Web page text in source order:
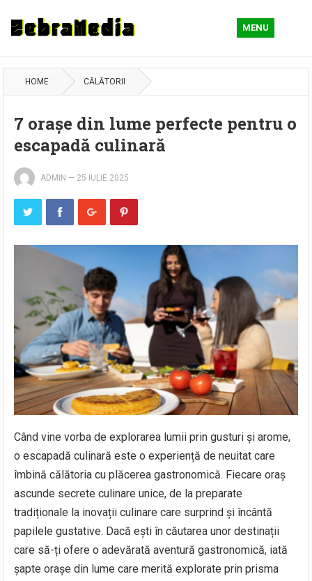
MENU
HOME CĂLĂTORII
7 orașe din lume perfecte pentru o
escapadă culinară
ADMIN — 25 IULIE 2025
Când vine vorba de explorarea lumii prin gusturi și arome,
o escapadă culinară este o experiență de neuitat care
îmbină călătoria cu plăcerea gastronomică. Fiecare oraș
ascunde secrete culinare unice, de la preparate
tradiționale la inovații culinare care surprind și încântă
papilele gustative. Dacă ești în căutarea unor destinații
care să-ți ofere o adevărată aventură gastronomică, iată
șapte orașe din lume care merită explorate prin prisma